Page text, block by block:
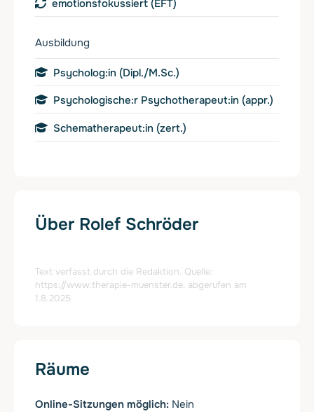
emotionsfokussiert (EFT)
Ausbildung
Psycholog:in (Dipl./M.Sc.)
Psychologische:r Psychotherapeut:in (appr.)
Schematherapeut:in (zert.)
Über Rolef Schröder
Text verfasst durch die Redaktion. Quelle:
https://www.therapie-muenster.de, abgerufen am
1.8.2025
Räume
Online-Sitzungen möglich: Nein